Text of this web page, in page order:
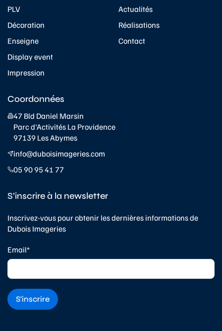
PLV
Décoration
Enseigne
Display event
Impression
Actualités
Réalisations
Contact
Coordonnées
47 Bld Daniel Marsin
Parc d'Activités La Providence
97139 Les Abymes
info@duboisimageries.com
05 90 95 41 77
S’inscrire à la newsletter
Inscrivez-vous pour obtenir les dernières informations de
Dubois Imageries
Email*